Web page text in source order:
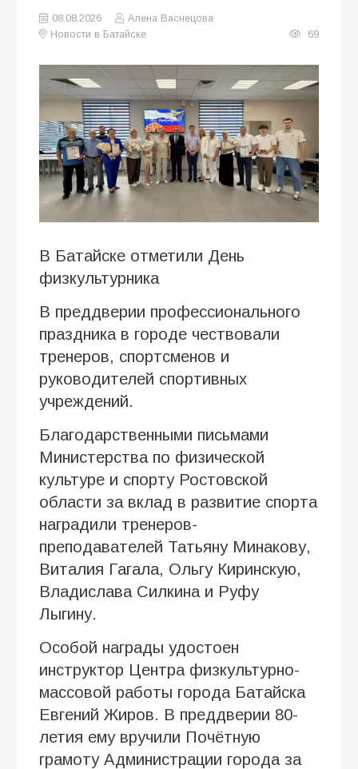
08.08.2026
Алена Васнецова
Новости в Батайске
69
В Батайске отметили День
физкультурника
В преддверии профессионального
праздника в городе чествовали
тренеров, спортсменов и
руководителей спортивных
учреждений.
Благодарственными письмами
Министерства по физической
культуре и спорту Ростовской
области за вклад в развитие спорта
наградили тренеров-
преподавателей Татьяну Минакову,
Виталия Гагала, Ольгу Киринскую,
Владислава Силкина и Руфу
Лыгину.
Особой награды удостоен
инструктор Центра физкультурно-
массовой работы города Батайска
Евгений Жиров. В преддверии 80-
летия ему вручили Почётную
грамоту Администрации города за